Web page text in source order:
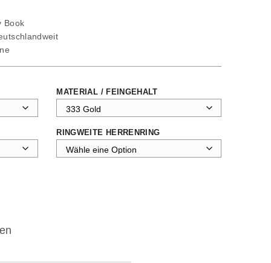
Book
MATERIAL / FEINGEHALT
RINGWEITE HERRENRING